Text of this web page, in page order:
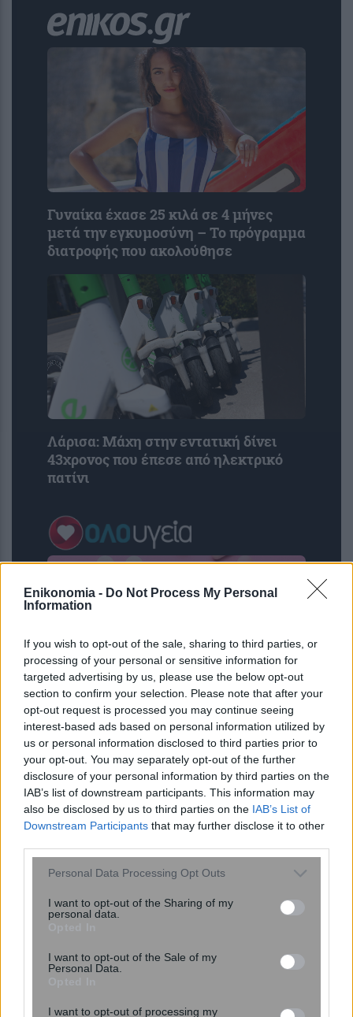
Enikonomia - Do Not Process My Personal
Information
If you wish to opt-out of the sale, sharing to third parties, or
processing of your personal or sensitive information for
targeted advertising by us, please use the below opt-out
section to confirm your selection. Please note that after your
opt-out request is processed you may continue seeing
interest-based ads based on personal information utilized by
us or personal information disclosed to third parties prior to
your opt-out. You may separately opt-out of the further
disclosure of your personal information by third parties on the
IAB’s list of downstream participants. This information may
also be disclosed by us to third parties on the IAB’s List of
Downstream Participants that may further disclose it to other
Please note that this website/app uses one or more Google
not limited to your visit or usage behaviour. You may click to
grant or deny consent to Google and its third-party tags to
consent section.
Personal Data Processing Opt Outs
I want to opt-out of the Sharing of my
personal data.
I want to opt-out of the Sale of my
Personal Data.
I want to opt-out of processing my
Γυναίκα έχασε 25 κιλά σε 4 μήνες
μετά την εγκυμοσύνη – Το πρόγραμμα
διατροφής που ακολούθησε
Λάρισα: Μάχη στην εντατική δίνει
43χρονος που έπεσε από ηλεκτρικό
πατίνι
Νέα εποχή στη θεραπεία του
μεταστατικού τριπλά αρνητικού
καρκίνου του μαστού
Φαγούρα στα αυτιά: Οι πιο κοινές
αιτίες σε παιδιά και ενήλικες – Πότε